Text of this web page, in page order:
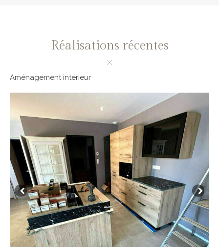
Réalisations récentes
Aménagement intérieur